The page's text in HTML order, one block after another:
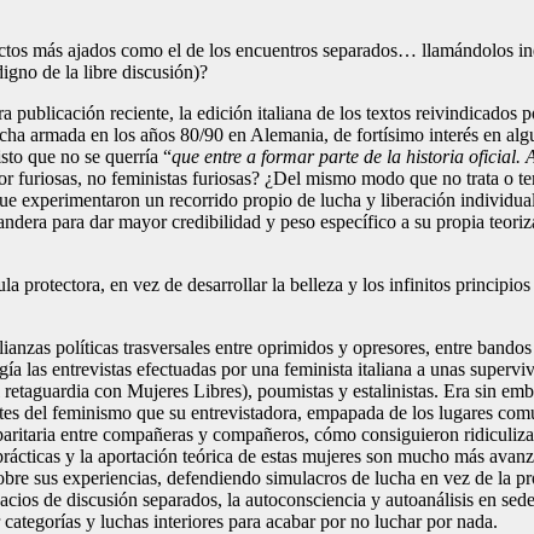
más ajados como el de los encuentros separados… llamándolos
de la libre discusión)?
publicación reciente, la edición italiana de los textos reivindicados
armada en los años 80/90 en Alemania, de fortísimo interés en
que no se querría “que entre a formar parte de la historia oficial.
no feministas furiosas? ¿Del mismo modo que no trata o
experimentaron un recorrido propio de lucha y liberación
para dar mayor credibilidad y peso específico a su propia
protectora, en vez de desarrollar la belleza y los infinitos
políticas trasversales entre oprimidos y opresores, entre
las entrevistas efectuadas por una feminista italiana a unas
con Mujeres Libres), poumistas y estalinistas. Era sin
del feminismo que su entrevistadora, empapada de los lugares
entre compañeras y compañeros, cómo consiguieron
y la aportación teórica de estas mujeres son mucho más
sus experiencias, defendiendo simulacros de lucha en vez de la
de discusión separados, la autoconsciencia y autoanálisis en
y luchas interiores para acabar por no luchar por nada.